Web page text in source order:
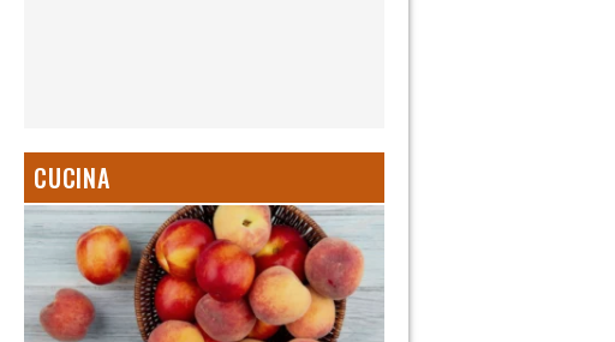
CUCINA